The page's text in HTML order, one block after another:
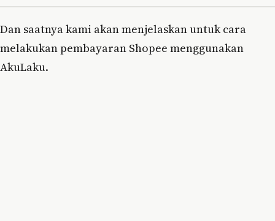
Dan saatnya kami akan menjelaskan untuk cara
melakukan pembayaran Shopee menggunakan
AkuLaku.